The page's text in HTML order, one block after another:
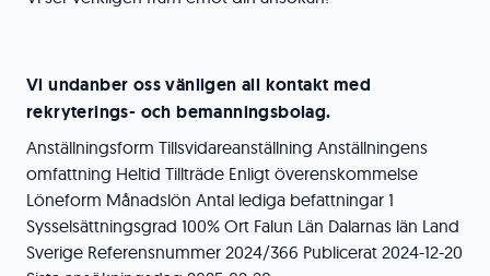
Vi undanber oss vänligen all kontakt med
rekryterings- och bemanningsbolag.
Anställningsform Tillsvidareanställning Anställningens
omfattning Heltid Tillträde Enligt överenskommelse
Löneform Månadslön Antal lediga befattningar 1
Sysselsättningsgrad 100% Ort Falun Län Dalarnas län Land
Sverige Referensnummer 2024/366 Publicerat 2024-12-20